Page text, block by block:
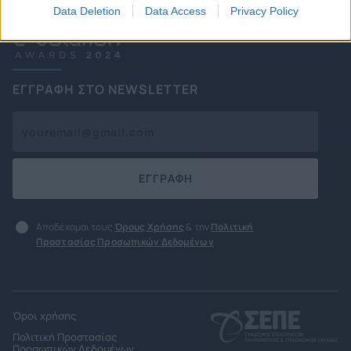
Data Deletion Data Access Privacy Policy
ΕΓΓΡΑΦΗ ΣΤΟ NEWSLETTER
ΕΓΓΡΑΦΗ
Αποδέχομαι τους Όρους Χρήσης & την Πολιτική
Προστασίας Προσωπικών Δεδομένων
Όροι χρήσης
Πολιτική Προστασίας